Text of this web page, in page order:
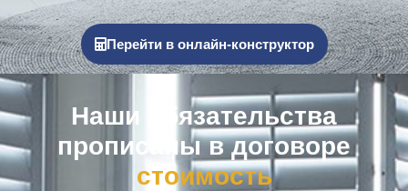
Перейти в онлайн-конструктор
Наши обязательства
прописаны в договоре
омпенсация